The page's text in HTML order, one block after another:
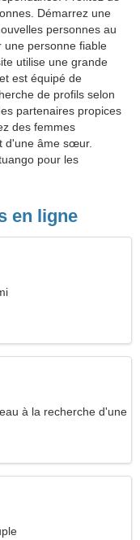
Démarrez une
personnes au
une personne fiable
utilise une grande
est équipé de
de profils selon
partenaires propices
des femmes
d'une âme sœur.
pour les
en ligne
à la recherche d'une